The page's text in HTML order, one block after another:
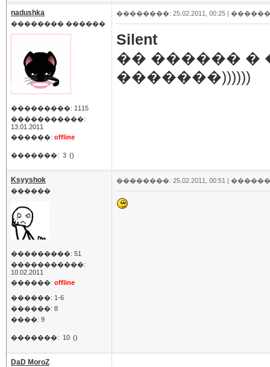
nadushka
�������� ������
���������: 1115
�����������:
13.01.2011
������: offline
�������: 3 ()
��������: 25.02.2011, 00:25 |
Silent
�� ������ �
�������))))))
Ksyyshok
������
���������: 51
�����������:
10.02.2011
������: offline
������: 1-6
������: 8
����: 9
�������: 10 ()
��������: 25.02.2011, 00:51 |
DaD MoroZ